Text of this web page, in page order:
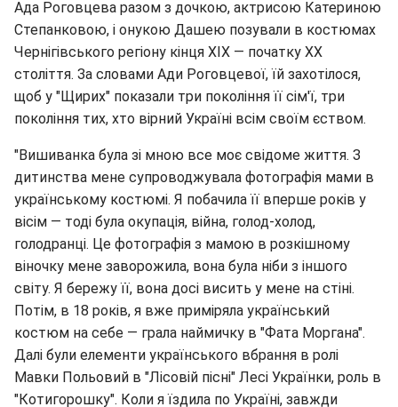
Ада Роговцева разом з дочкою, актрисою Катериною
Степанковою, і онукою Дашею позували в костюмах
Чернігівського регіону кінця XIX ― початку ХХ
століття. За словами Ади Роговцевої, їй захотілося,
щоб у "Щирих" показали три покоління її сім'ї, три
покоління тих, хто вірний Україні всім своїм єством.
"Вишиванка була зі мною все моє свідоме життя. З
дитинства мене супроводжувала фотографія мами в
українському костюмі. Я побачила її вперше років у
вісім ― тоді була окупація, війна, голод-холод,
голодранці. Це фотографія з мамою в розкішному
віночку мене заворожила, вона була ніби з іншого
світу. Я бережу її, вона досі висить у мене на стіні.
Потім, в 18 років, я вже приміряла український
костюм на себе ― грала наймичку в "Фата Моргана".
Далі були елементи українського вбрання в ролі
Мавки Польовий в "Лісовій пісні" Лесі Українки, роль в
"Котигорошку". Коли я їздила по Україні, завжди